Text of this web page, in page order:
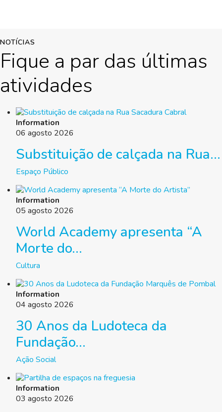
NOTÍCIAS
Fique a par das últimas
atividades
Information
06 agosto 2026
Substituição de calçada na Rua...
Espaço Público
Information
05 agosto 2026
World Academy apresenta “A
Morte do...
Cultura
Information
04 agosto 2026
30 Anos da Ludoteca da
Fundação...
Ação Social
Information
03 agosto 2026